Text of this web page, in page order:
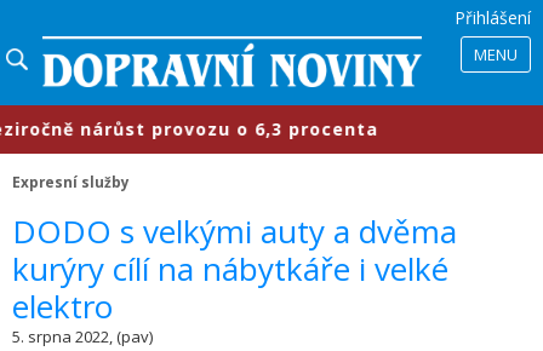
Přihlášení
MENU
nárůst provozu o 6,3 procenta
Expresní služby
DODO s velkými auty a dvěma
kurýry cílí na nábytkáře i velké
elektro
5. srpna 2022, (pav)